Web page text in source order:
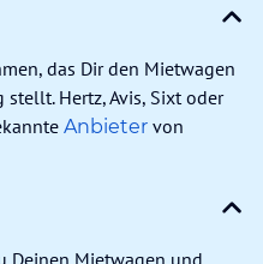
das Dir den Mietwagen
Hertz, Avis, Sixt oder
Anbieter von
Deinen Mietwagen und